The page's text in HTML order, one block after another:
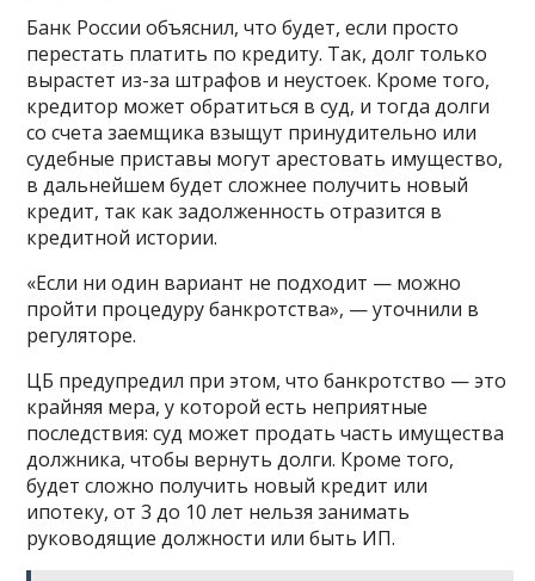
Банк России объяснил, что будет, если просто
перестать платить по кредиту. Так, долг только
вырастет из-за штрафов и неустоек. Кроме того,
кредитор может обратиться в суд, и тогда долги
со счета заемщика взыщут принудительно или
судебные приставы могут арестовать имущество,
в дальнейшем будет сложнее получить новый
кредит, так как задолженность отразится в
кредитной истории.
«Если ни один вариант не подходит — можно
пройти процедуру банкротства», — уточнили в
регуляторе.
ЦБ предупредил при этом, что банкротство — это
крайняя мера, у которой есть неприятные
последствия: суд может продать часть имущества
должника, чтобы вернуть долги. Кроме того,
будет сложно получить новый кредит или
ипотеку, от 3 до 10 лет нельзя занимать
руководящие должности или быть ИП.